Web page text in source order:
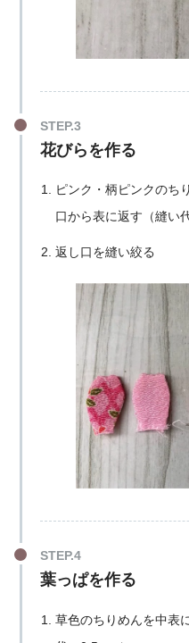
花びらを作る
ピンク・柄ピンクのち
口から表に返す（縫い
返し口を縫い絞る
葉っぱを作る
草色のちりめんを中表